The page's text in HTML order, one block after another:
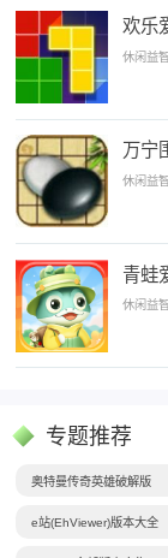
欢乐
休闲益智
万宁
休闲益智
青蛙
休闲益智
专题推荐
奥特曼传奇英雄破解版
e站(EhViewer)版本大全